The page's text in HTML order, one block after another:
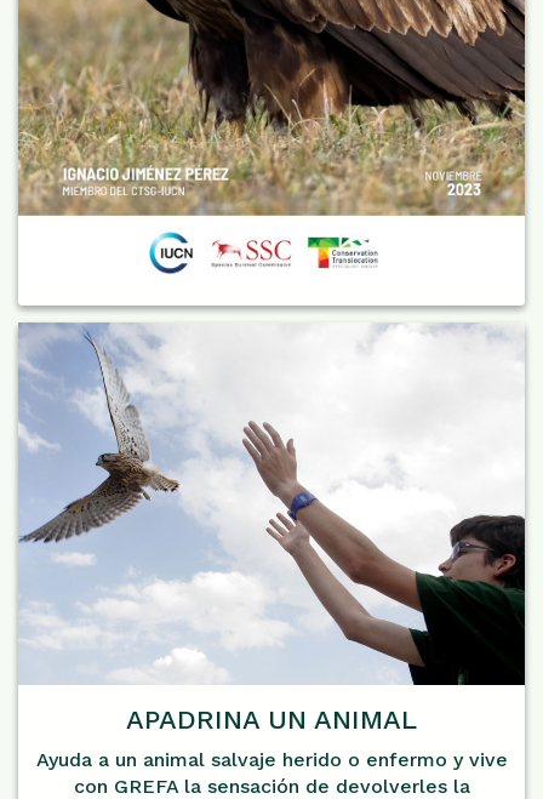
APADRINA UN ANIMAL
Ayuda a un animal salvaje herido o enfermo y vive
con GREFA la sensación de devolverles la